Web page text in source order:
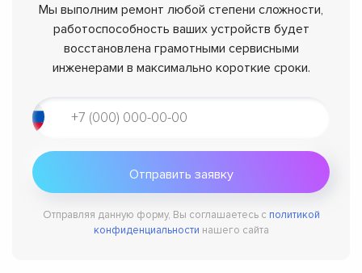
Мы выполним ремонт любой степени сложности,
работоспособность ваших устройств будет
восстановлена грамотными сервисными
инженерами в максимально короткие сроки.
Отправляя данную форму, Вы соглашаетесь с политикой
конфиденциальности нашего сайта